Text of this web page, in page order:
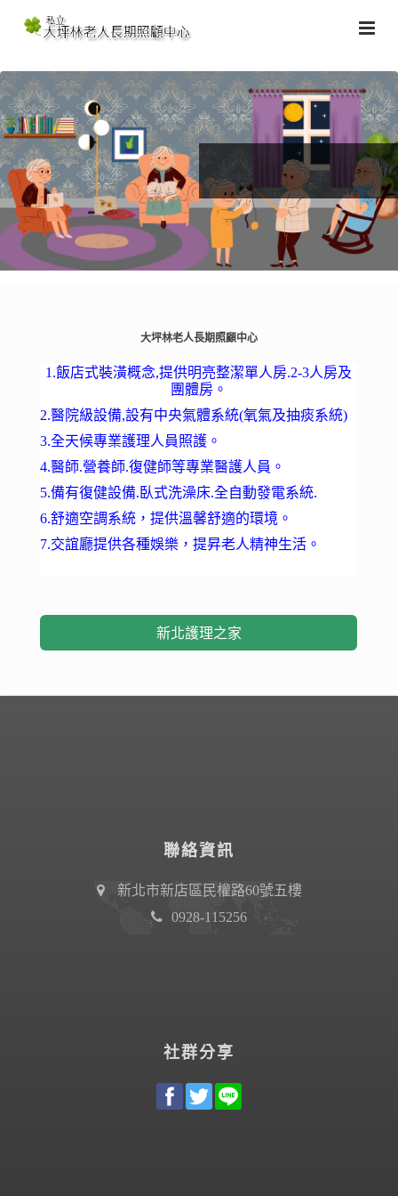
大坪林老人長期照顧中心
1.飯店式裝潢概念,提供明亮整潔單人房.2-3人房及
團體房。
2.醫院級設備,設有中央氣體系統(氧氣及抽痰系統)
3.全天候專業護理人員照護。
4.醫師.營養師.復健師等專業醫護人員。
5.備有復健設備.臥式洗澡床.全自動發電系統.
6.舒適空調系統，提供溫馨舒適的環境。
7.交誼廳提供各種娛樂，提昇老人精神生活。
新北護理之家
聯絡資訊
新北市新店區民權路60號五樓
0928-115256
社群分享